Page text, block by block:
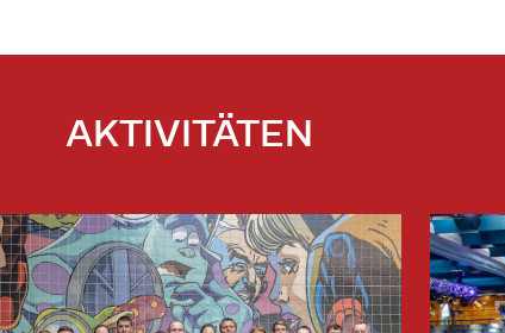
AKTIVITÄTEN